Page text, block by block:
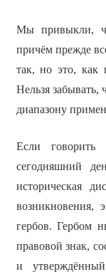
Мы привыкли,
причём прежде
так, но это, как
Нельзя забывать,
диапазону
Если
сегодняшний
историческая
возникновения,
гербов. Гербом
правовой знак,
и